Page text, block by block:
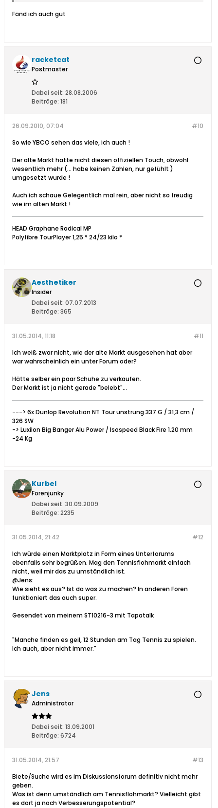
Fänd ich auch gut
racketcat
Postmaster
Dabei seit: 28.08.2006
Beiträge: 181
#10
26.09.2010, 07:04
So wie YBCO sehen das viele, ich auch !
Der alte Markt hatte nicht diesen offiziellen Touch, obwohl
wesentlich mehr (... habe keinen Zahlen, nur gefühlt )
umgesetzt wurde !
Auch ich schaue Gelegentlich mal rein, aber nicht so freudig
wie im alten Markt !
HEAD Graphane Radical MP
Polyfibre TourPlayer 1,25 * 24/23 kilo *
Aesthetiker
Insider
Dabei seit: 07.07.2013
Beiträge: 365
#11
31.05.2014, 11:18
Ich weiß zwar nicht, wie der alte Markt ausgesehen hat aber
war wahrscheinlich ein unter Forum oder?
Hätte selber ein paar Schuhe zu verkaufen.
Der Markt ist ja nicht gerade "belebt"...
---> 6x Dunlop Revolution NT Tour unstrung 337 G / 31,3 cm /
326 SW
-> Luxilon Big Banger Alu Power / Isospeed Black Fire 1.20 mm
-24 Kg
Kurbel
Forenjunky
Dabei seit: 30.09.2009
Beiträge: 2235
#12
31.05.2014, 21:42
Ich würde einen Marktplatz in Form eines Unterforums
ebenfalls sehr begrüßen. Mag den Tennisflohmarkt einfach
nicht, weil mir das zu umständlich ist.
@Jens:
Wie sieht es aus? Ist da was zu machen? In anderen Foren
funktioniert das auch super.
Gesendet von meinem ST10216-3 mit Tapatalk
"Manche finden es geil, 12 Stunden am Tag Tennis zu spielen.
Ich auch, aber nicht immer."
Jens
Administrator
Dabei seit: 13.09.2001
Beiträge: 6724
#13
31.05.2014, 21:57
Biete/Suche wird es im Diskussionsforum definitiv nicht mehr
geben.
Was ist denn umständlich am Tennisflohmarkt? Vielleicht gibt
es dort ja noch Verbesserungspotential?